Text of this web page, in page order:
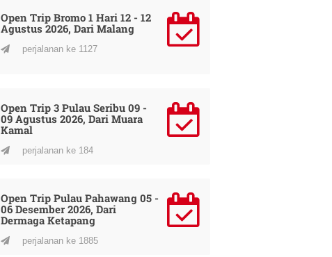
Open Trip Bromo 1 Hari 12 - 12
Agustus 2026, Dari Malang
perjalanan ke 1127
Open Trip 3 Pulau Seribu 09 -
09 Agustus 2026, Dari Muara
Kamal
perjalanan ke 184
Open Trip Pulau Pahawang 05 -
06 Desember 2026, Dari
Dermaga Ketapang
perjalanan ke 1885